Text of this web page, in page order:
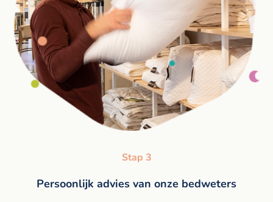
Stap 3
Persoonlijk advies van onze bedweters